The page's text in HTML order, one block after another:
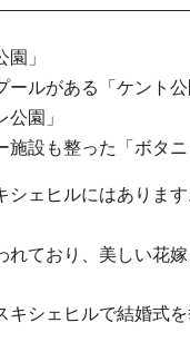
」
ルがある「ケント公
園」
設も整った「ボタニ
シェヒルにはありま
ており、美しい花
キシェヒルで結婚式